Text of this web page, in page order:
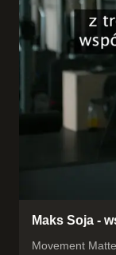
Maks Soja -
Movement